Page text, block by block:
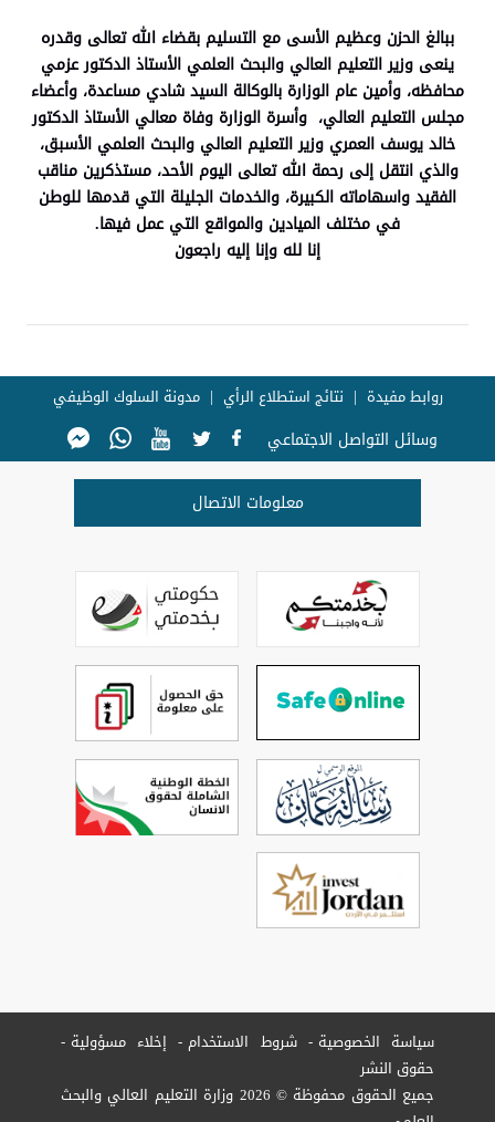
ببالغ الحزن وعظيم الأسى مع التسليم بقضاء الله تعالى وقدره
ينعى وزير التعليم العالي والبحث العلمي الأستاذ الدكتور عزمي
محافظه، وأمين عام الوزارة بالوكالة السيد شادي مساعدة، وأعضاء
مجلس التعليم العالي، وأسرة الوزارة وفاة معالي الأستاذ الدكتور
خالد يوسف العمري وزير التعليم العالي والبحث العلمي الأسبق،
والذي انتقل إلى رحمة الله تعالى اليوم الأحد، مستذكرين مناقب
الفقيد واسهاماته الكبيرة، والخدمات الجليلة التي قدمها للوطن
في مختلف الميادين والمواقع التي عمل فيها.
إنا لله وإنا إليه راجعون
روابط مفيدة نتائج استطلاع الرأي مدونة السلوك الوظيفي
وسائل التواصل الاجتماعي
معلومات الاتصال
سياسة الخصوصية شروط الاستخدام
إخلاء مسؤولية
حقوق النشر
جميع الحقوق محفوظة © 2026 وزارة التعليم العالي والبحث